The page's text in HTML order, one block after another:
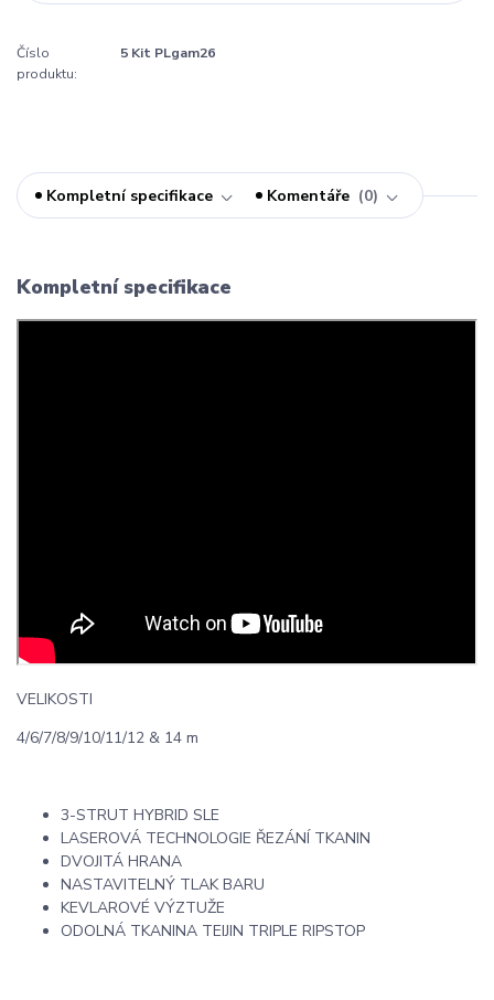
Číslo
produktu:
5 Kit PLgam26
Kompletní specifikace Komentáře 0
Kompletní specifikace
VELIKOSTI
4/6/7/8/9/10/11/12 & 14 m
3-STRUT HYBRID SLE
LASEROVÁ TECHNOLOGIE ŘEZÁNÍ TKANIN
DVOJITÁ HRANA
NASTAVITELNÝ TLAK BARU
KEVLAROVÉ VÝZTUŽE
ODOLNÁ TKANINA TEIJIN TRIPLE RIPSTOP